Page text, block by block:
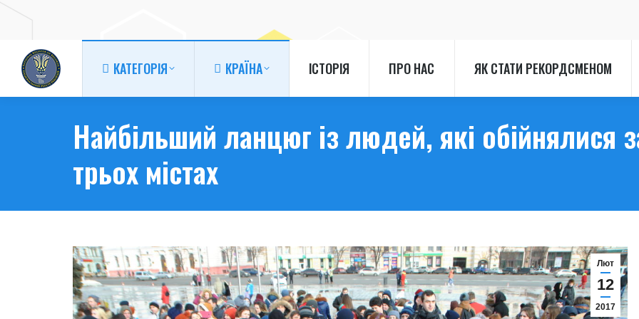
КАТЕГОРІЯ КРАЇНА ІСТОРІЯ ПРО НАС ЯК СТАТИ РЕКОРДСМЕНОМ
Найбільший ланцюг із людей, які обійнялися
трьох містах
Лют
12
2017